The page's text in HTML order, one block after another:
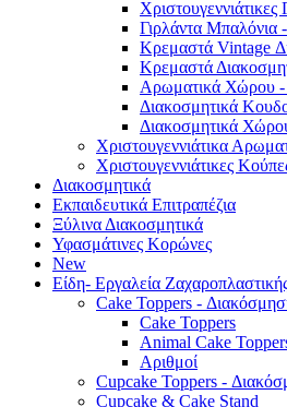
Χριστουγεννιάτικες
Γιρλάντα Μπαλόνια
Κρεμαστά Vintage
Κρεμαστά
Αρωματικά Χώρου -
Διακοσμητικά
Διακοσμητικά
Χριστουγεννιάτικα
Χριστουγεννιάτικες
Διακοσμητικά
Εκπαιδευτικά Επιτραπέζια
Ξύλινα Διακοσμητικά
Υφασμάτινες Κορώνες
New
Είδη- Εργαλεία
Cake Toppers -
Cake Toppers
Animal Cake
Αριθμοί
Cupcake Toppers -
Cupcake & Cake Stand